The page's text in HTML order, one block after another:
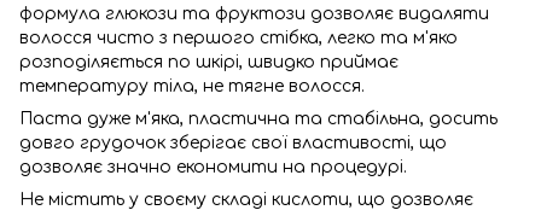
формула глюкози та фруктози дозволяє видаляти
волосся чисто з першого стібка, легко та м'яко
розподіляється по шкірі, швидко приймає
температуру тіла, не тягне волосся.
Паста дуже м'яка, пластична та стабільна, досить
довго грудочок зберігає свої властивості, що
дозволяє значно економити на процедурі.
Не містить у своєму складі кислоти, що дозволяє